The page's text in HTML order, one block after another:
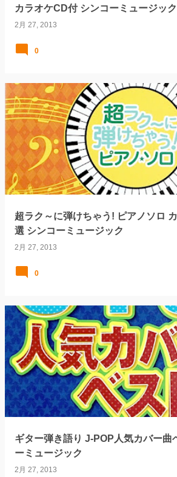
カラオケCD付 シンコーミュージック
2月 27, 2013
0
超ラク～に弾けちゃう! ピアノソロ
選 シンコーミュージック
2月 27, 2013
0
ギター弾き語り J-POP人気カバー曲
ーミュージック
2月 27, 2013